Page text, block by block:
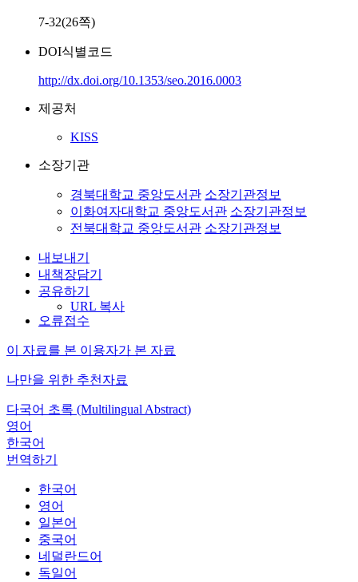
7-32(26쪽)
DOI식별코드
http://dx.doi.org/10.1353/seo.2016.0003
제공처
KISS
소장기관
경북대학교 중앙도서관 소장기관정보
이화여자대학교 중앙도서관 소장기관정보
전북대학교 중앙도서관 소장기관정보
내보내기
내책장담기
공유하기
URL 복사
오류접수
이 자료를 본 이용자가 본 자료
나만을 위한 추천자료
다국어 초록 (Multilingual Abstract)
영어
한국어
번역하기
한국어
영어
일본어
중국어
네덜란드어
독일어